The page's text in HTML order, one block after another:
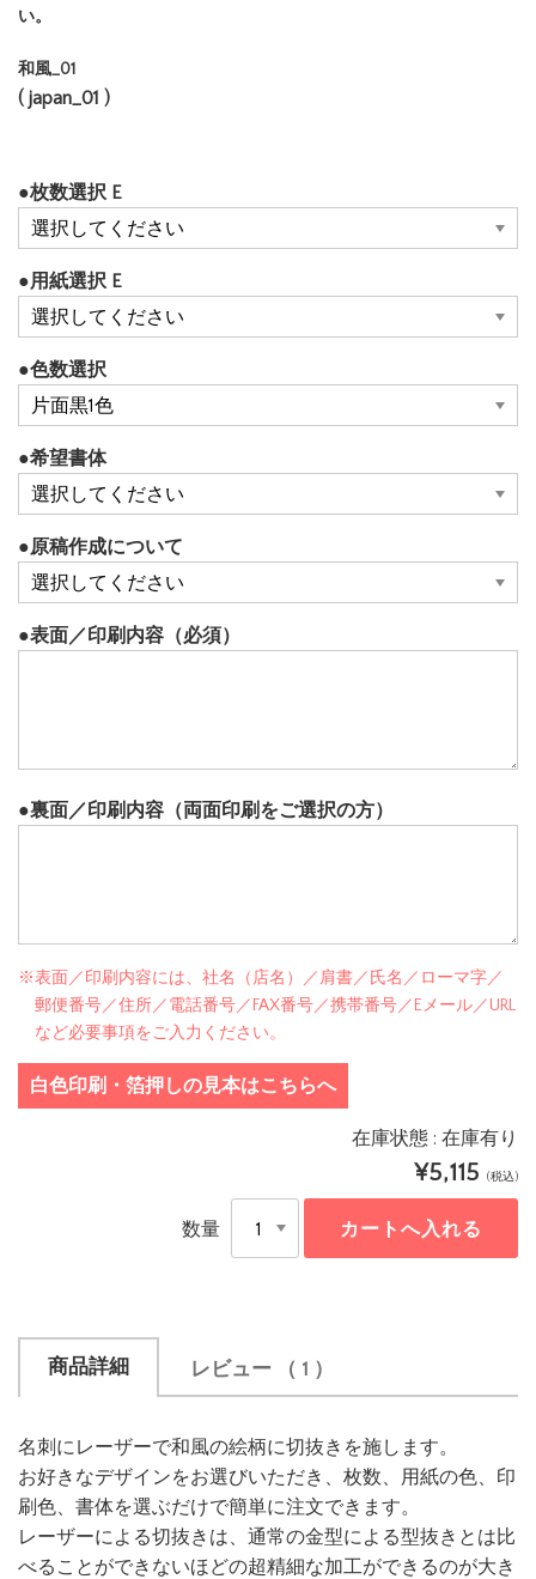
い。
和風_01
( japan_01 )
●枚数選択 E
●用紙選択 E
●色数選択
●希望書体
●原稿作成について
●表面／印刷内容（必須）
●裏面／印刷内容（両面印刷をご選択の方）
※表面／印刷内容には、社名（店名）／肩書／氏名／ローマ字／
郵便番号／住所／電話番号／FAX番号／携帯番号／Eメール／URL
など必要事項をご入力ください。
白色印刷・箔押しの見本はこちらへ
在庫状態 : 在庫有り
¥5,115 (税込)
数量
商品詳細 レビュー （ 1 ）
名刺にレーザーで和風の絵柄に切抜きを施します。
お好きなデザインをお選びいただき、枚数、用紙の色、印
刷色、書体を選ぶだけで簡単に注文できます。
レーザーによる切抜きは、通常の金型による型抜きとは比
べることができないほどの超精細な加工ができるのが大き